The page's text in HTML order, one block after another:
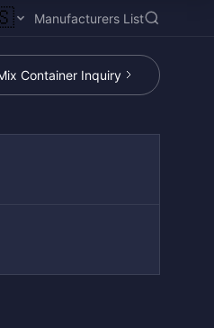
Manufacturers List
Container Inquiry